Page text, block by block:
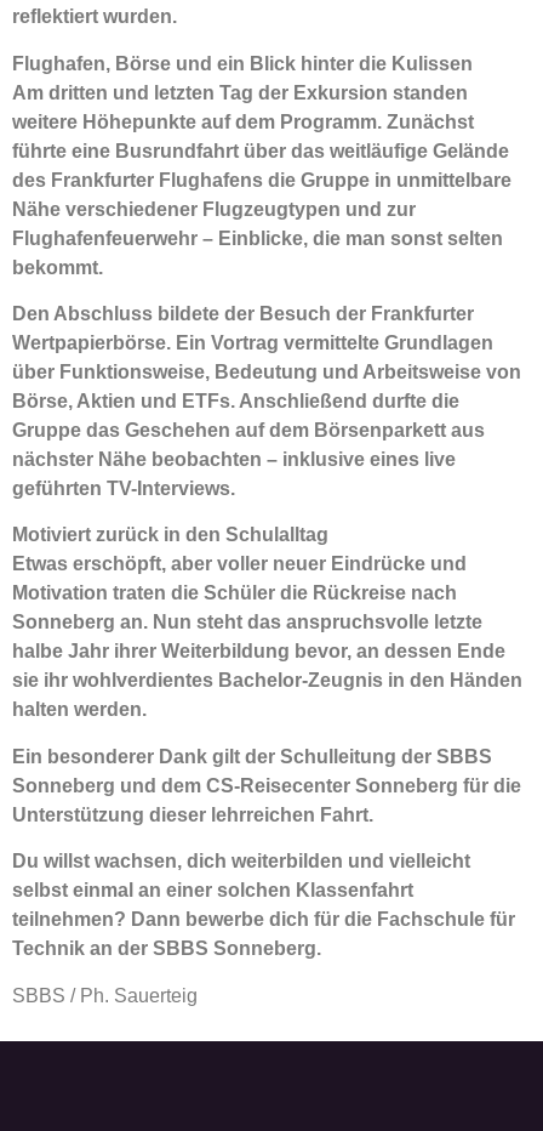
reflektiert wurden.
Flughafen, Börse und ein Blick hinter die Kulissen
Am dritten und letzten Tag der Exkursion standen
weitere Höhepunkte auf dem Programm. Zunächst
führte eine Busrundfahrt über das weitläufige Gelände
des Frankfurter Flughafens die Gruppe in unmittelbare
Nähe verschiedener Flugzeugtypen und zur
Flughafenfeuerwehr – Einblicke, die man sonst selten
bekommt.
Den Abschluss bildete der Besuch der Frankfurter
Wertpapierbörse. Ein Vortrag vermittelte Grundlagen
über Funktionsweise, Bedeutung und Arbeitsweise von
Börse, Aktien und ETFs. Anschließend durfte die
Gruppe das Geschehen auf dem Börsenparkett aus
nächster Nähe beobachten – inklusive eines live
geführten TV-Interviews.
Motiviert zurück in den Schulalltag
Etwas erschöpft, aber voller neuer Eindrücke und
Motivation traten die Schüler die Rückreise nach
Sonneberg an. Nun steht das anspruchsvolle letzte
halbe Jahr ihrer Weiterbildung bevor, an dessen Ende
sie ihr wohlverdientes Bachelor-Zeugnis in den Händen
halten werden.
Ein besonderer Dank gilt der Schulleitung der SBBS
Sonneberg und dem CS-Reisecenter Sonneberg für die
Unterstützung dieser lehrreichen Fahrt.
Du willst wachsen, dich weiterbilden und vielleicht
selbst einmal an einer solchen Klassenfahrt
teilnehmen? Dann bewerbe dich für die Fachschule für
Technik an der SBBS Sonneberg.
SBBS / Ph. Sauerteig